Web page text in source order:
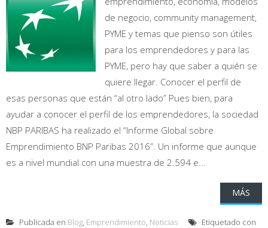
de negocio, community management,
PYME y temas que pienso son útiles
para los emprendedores y para las
PYME, pero hay que saber a quién se
quiere llegar. Conocer el perfil de
esas personas que están “al otro lado” Pues bien, para
ayudar a conocer el perfil de los emprendedores, la sociedad
NBP PARIBAS ha realizado el “Informe Global sobre
Emprendimiento BNP Paribas 2016”. Un informe que aunque
es a nivel mundial con una muestra de 2.594 e...
MÁS
Publicada en Blog, Emprendimiento, Noticias
Etiquetado con